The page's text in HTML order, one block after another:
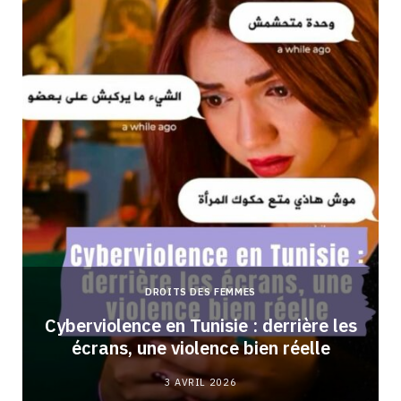
DROITS DES FEMMES
Cyberviolence en Tunisie : derrière les
écrans, une violence bien réelle
3 AVRIL 2026